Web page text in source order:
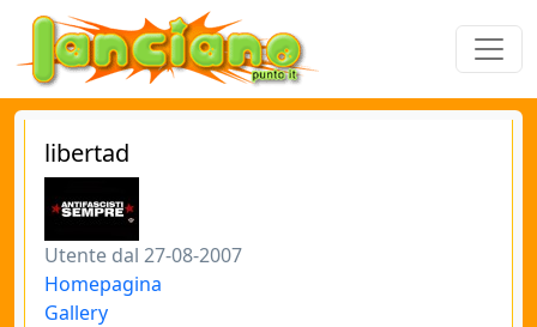
libertad
Utente dal 27-08-2007
Homepagina
Gallery